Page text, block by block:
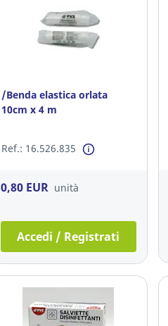
/Benda elastica orlata
10cm x 4 m
Ref.: 16.526.835
0,80 EUR unità
Accedi / Registrati